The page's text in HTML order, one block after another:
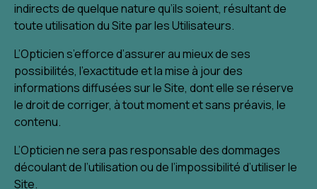
indirects de quelque nature qu’ils soient, résultant de
toute utilisation du Site par les Utilisateurs.
L’Opticien s’efforce d’assurer au mieux de ses
possibilités, l’exactitude et la mise à jour des
informations diffusées sur le Site, dont elle se réserve
le droit de corriger, à tout moment et sans préavis, le
contenu.
L’Opticien ne sera pas responsable des dommages
découlant de l’utilisation ou de l’impossibilité d’utiliser le
Site.